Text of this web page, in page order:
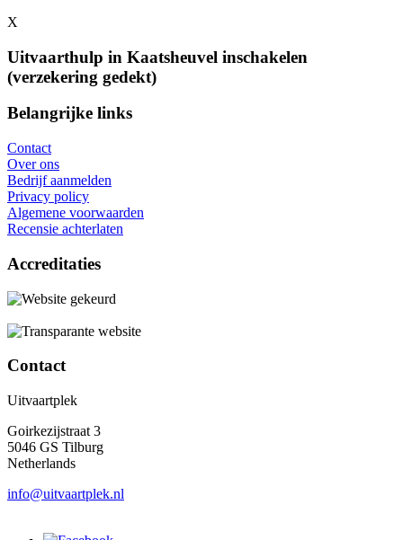
X
Uitvaarthulp in Kaatsheuvel inschakelen
(verzekering gedekt)
Belangrijke links
Contact
Over ons
Bedrijf aanmelden
Privacy policy
Algemene voorwaarden
Recensie achterlaten
Accreditaties
Contact
Uitvaartplek
Goirkezijstraat 3
5046 GS Tilburg
Netherlands
info@uitvaartplek.nl